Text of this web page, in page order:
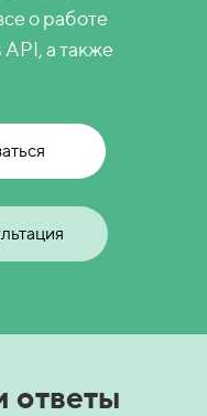
о работе
а также
ответы